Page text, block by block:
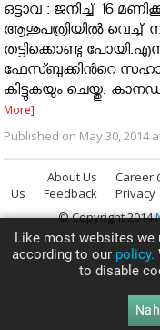
ഒട്ടാവ : ജനിച്ച് 16
ആശുപത്രിയിൽ വെച്ച്
തട്ടിക്കൊണ്ടു
ഫേസ്ബുക്കിൻറെ
കിട്ടുകയും ചെയ്തു.
More]
Published on May 30, 2014
About Us Career
Us
Feedback Privacy
© Copyright 2014
Like most websites
according to our policy.
to disable